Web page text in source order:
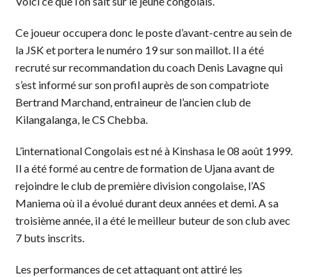
Ce joueur occupera donc le poste d’avant-centre au sein de
la JSK et portera le numéro 19 sur son maillot. Il a été
recruté sur recommandation du coach Denis Lavagne qui
s’est informé sur son profil auprès de son compatriote
Bertrand Marchand, entraineur de l’ancien club de
Kilangalanga, le CS Chebba.
L’international Congolais est né à Kinshasa le 08 août 1999.
Il a été formé au centre de formation de Ujana avant de
rejoindre le club de première division congolaise, l’AS
Maniema où il a évolué durant deux années et demi. A sa
troisième année, il a été le meilleur buteur de son club avec
7 buts inscrits.
Les performances de cet attaquant ont attiré les